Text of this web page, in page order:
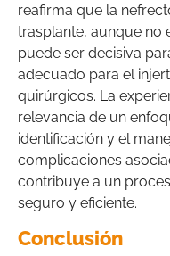
reafirma que la
trasplante, aunque no
puede ser decisiva
adecuado para el
quirúrgicos. La
relevancia de un
identificación y el
complicaciones
contribuye a un
seguro y eficiente.
Conclusión